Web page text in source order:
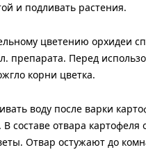
и подливать растения.
цветению орхидеи
препарата. Перед
корни цветка.
воду после варки
составе отвара картофеля
Отвар остужают до